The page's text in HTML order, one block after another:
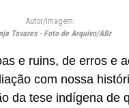
Autor/Imagem:
Tavares - Foto de Arquivo/ABr
e ruins, de erros e
com nossa
da tese indígena de